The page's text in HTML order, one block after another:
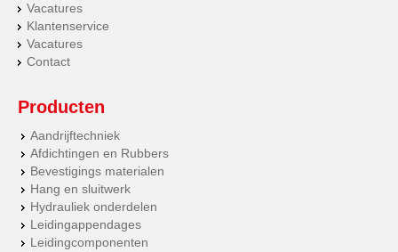
Vacatures
Klantenservice
Vacatures
Contact
Producten
Aandrijftechniek
Afdichtingen en Rubbers
Bevestigings materialen
Hang en sluitwerk
Hydrauliek onderdelen
Leidingappendages
Leidingcomponenten